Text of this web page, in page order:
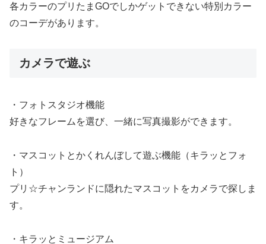
各カラーのプリたまGOでしかゲットできない特別カラー
のコーデがあります。
カメラで遊ぶ
・フォトスタジオ機能
好きなフレームを選び、一緒に写真撮影ができます。
・マスコットとかくれんぼして遊ぶ機能（キラッとフォ
ト）
プリ☆チャンランドに隠れたマスコットをカメラで探しま
す。
・キラッとミュージアム